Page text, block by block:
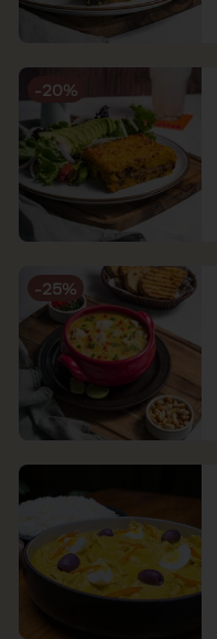
-20%
-25%